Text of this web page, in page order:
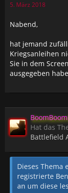
5. März 2018
Nabend,
hat jemand
Kriegsanleihen
Sie in dem
ausgegeben
Hat das
Battlefield
Dieses
registrierte
an um diese